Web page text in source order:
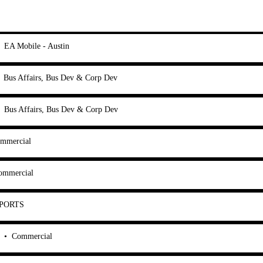
EA Mobile - Austin
Bus Affairs, Bus Dev & Corp Dev
Bus Affairs, Bus Dev & Corp Dev
• Commercial